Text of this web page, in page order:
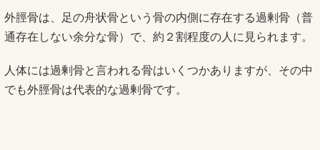
外脛骨は、足の舟状骨という骨の内側に存在する過剰骨（普
通存在しない余分な骨）で、約２割程度の人に見られます。
人体には過剰骨と言われる骨はいくつかありますが、その中
でも外脛骨は代表的な過剰骨です。